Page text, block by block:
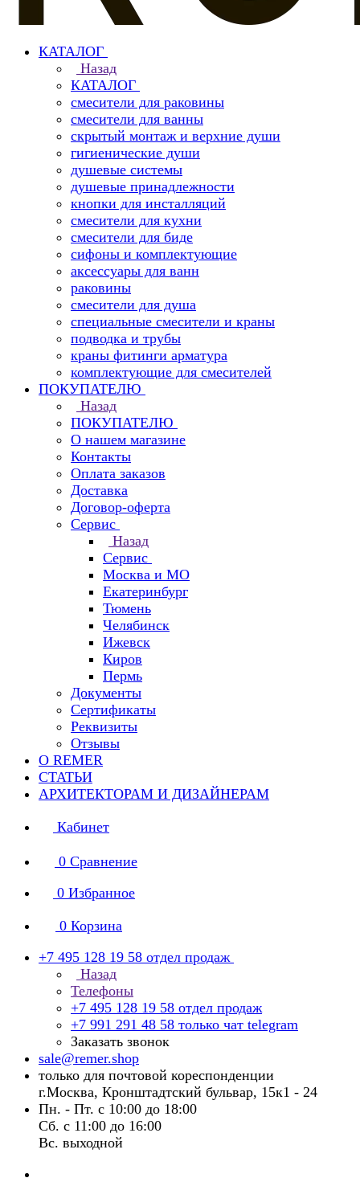
КАТАЛОГ
Назад
КАТАЛОГ
смесители для раковины
смесители для ванны
скрытый монтаж и верхние души
гигиенические души
душевые системы
душевые принадлежности
кнопки для инсталляций
смесители для кухни
смесители для биде
сифоны и комплектующие
аксессуары для ванн
раковины
смесители для душа
специальные смесители и краны
подводка и трубы
краны фитинги арматура
комплектующие для смесителей
ПОКУПАТЕЛЮ
Назад
ПОКУПАТЕЛЮ
О нашем магазине
Контакты
Оплата заказов
Доставка
Договор-оферта
Сервис
Назад
Сервис
Москва и МО
Екатеринбург
Тюмень
Челябинск
Ижевск
Киров
Пермь
Документы
Сертификаты
Реквизиты
Отзывы
О REMER
СТАТЬИ
АРХИТЕКТОРАМ И ДИЗАЙНЕРАМ
Кабинет
0 Сравнение
0 Избранное
0 Корзина
+7 495 128 19 58 отдел продаж
Назад
Телефоны
+7 495 128 19 58 отдел продаж
+7 991 291 48 58 только чат telegram
Заказать звонок
sale@remer.shop
только для почтовой кореспонденции
г.Москва, Кронштадтский бульвар, 15к1 - 24
Пн. - Пт. с 10:00 до 18:00
Сб. с 11:00 до 16:00
Вс. выходной